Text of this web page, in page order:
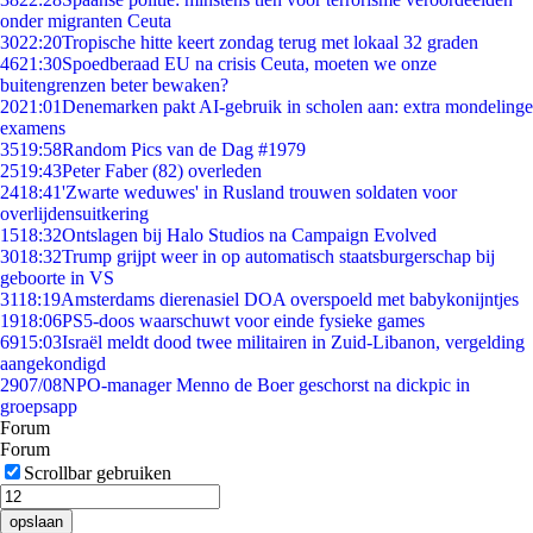
onder migranten Ceuta
3022:20Tropische hitte keert zondag terug met lokaal 32 graden
4621:30Spoedberaad EU na crisis Ceuta, moeten we onze
buitengrenzen beter bewaken?
2021:01Denemarken pakt AI-gebruik in scholen aan: extra mondelinge
examens
3519:58Random Pics van de Dag #1979
2519:43Peter Faber (82) overleden
2418:41'Zwarte weduwes' in Rusland trouwen soldaten voor
overlijdensuitkering
1518:32Ontslagen bij Halo Studios na Campaign Evolved
3018:32Trump grijpt weer in op automatisch staatsburgerschap bij
geboorte in VS
3118:19Amsterdams dierenasiel DOA overspoeld met babykonijntjes
1918:06PS5-doos waarschuwt voor einde fysieke games
6915:03Israël meldt dood twee militairen in Zuid-Libanon, vergelding
aangekondigd
2907/08NPO-manager Menno de Boer geschorst na dickpic in
groepsapp
Forum
Forum
Scrollbar gebruiken
opslaan